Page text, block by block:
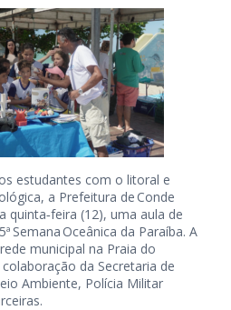
estudantes com o litoral e
a Prefeitura de Conde
quinta‑feira (12), uma aula de
Semana Oceânica da Paraíba. A
municipal na Praia do
da Secretaria de
Ambiente, Polícia Militar